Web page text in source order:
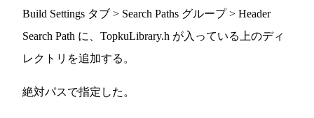
Build Settings タブ > Search Paths グループ > Header
Search Path に、TopkuLibrary.h が入っている上のディ
レクトリを追加する。
絶対パスで指定した。